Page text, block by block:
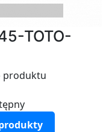
TOTO-
produktu